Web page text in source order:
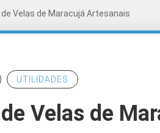
Velas de Maracujá Artesanais
UTILIDADES
Velas de